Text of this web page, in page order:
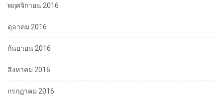
พฤศจิกายน 2016
ตุลาคม 2016
กันยายน 2016
สิงหาคม 2016
กรกฎาคม 2016